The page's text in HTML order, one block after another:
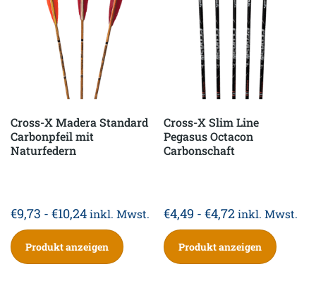
Cross-X Madera Standard
Carbonpfeil mit
Naturfedern
€9,73 - €10,24inkl. Mwst.
Produkt anzeigen
Cross-X Slim Line
Pegasus Octacon
Carbonschaft
€4,49 -€4,72 inkl. Mwst.
Produkt anzeigen